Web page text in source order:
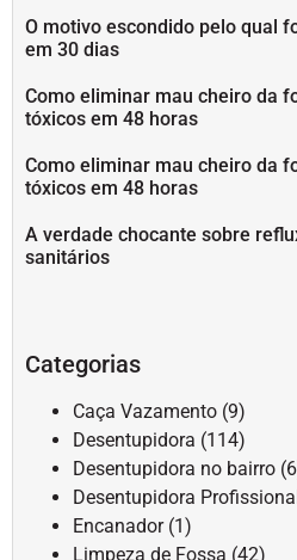
O motivo escondido pelo qual
em 30 dias
Como eliminar mau cheiro da
tóxicos em 48 horas
Como eliminar mau cheiro da
tóxicos em 48 horas
A verdade chocante sobre
sanitários
Categorias
Caça Vazamento (9)
Desentupidora (114)
Desentupidora no bairro
Desentupidora
Encanador(1)
Limpeza de Fossa (42)